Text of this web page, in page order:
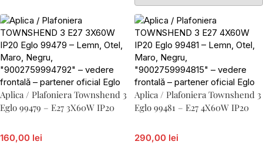
Aplica / Plafoniera Townshend 3
Eglo 99479 – E27 3X60W IP20
160,00 lei
Aplica / Plafoniera Townshend 3
Eglo 99481 – E27 4X60W IP20
290,00 lei